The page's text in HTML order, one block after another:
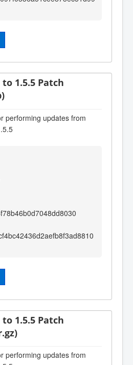
to 1.5.5 Patch
performing updates from
to 1.5.5 Patch
performing updates from